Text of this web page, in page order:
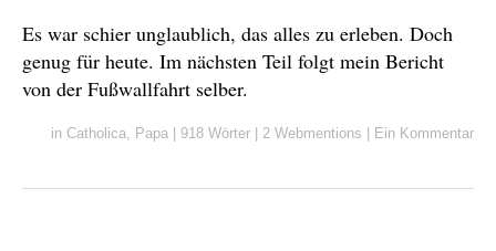
Es war schier unglaublich, das alles zu erleben. Doch
genug für heute. Im nächsten Teil folgt mein Bericht
von der Fußwallfahrt selber.
in Catholica, Papa 918 Wörter 2 Webmentions Ein Kommentar